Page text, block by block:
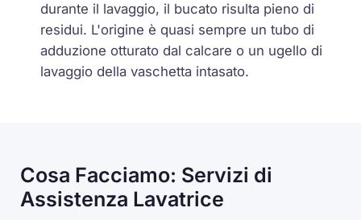
durante il lavaggio, il bucato risulta pieno di
residui. L'origine è quasi sempre un tubo di
adduzione otturato dal calcare o un ugello di
lavaggio della vaschetta intasato.
Cosa Facciamo: Servizi di
Assistenza Lavatrice